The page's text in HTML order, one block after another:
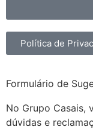
Política de
Formulário de
No Grupo Casais,
dúvidas e